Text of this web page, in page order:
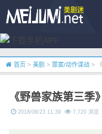
首页 > 美剧 > 罪案/动作谍战 >
《野兽家族第三
2018/08/23 11:39 7,720 浏览